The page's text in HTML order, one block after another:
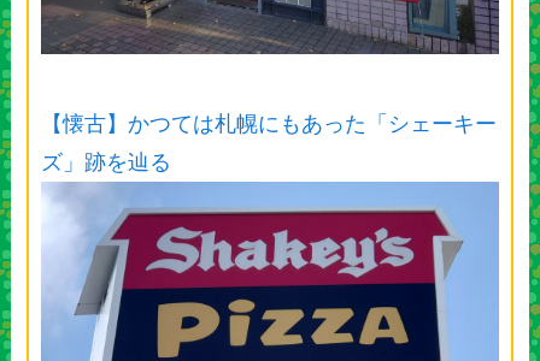
【懐古】かつては札幌にもあった「シェーキー
ズ」跡を辿る